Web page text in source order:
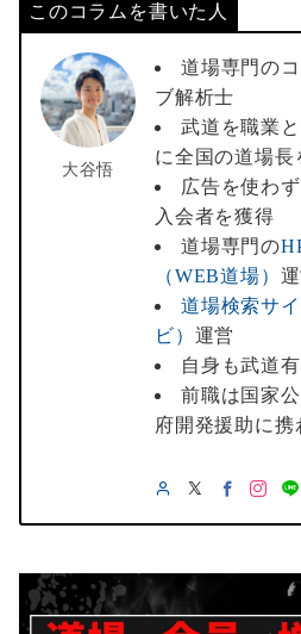
このコラムを書いた人
大谷悟
道場専門の
ブ解析士
武道を職業
に全国の道場長
広告を使わ
入会者を獲得
道場専門の
（WEB道場）
道場検索サ
ビ） 運営
自身も武道
前職は国家
府開発援助に携